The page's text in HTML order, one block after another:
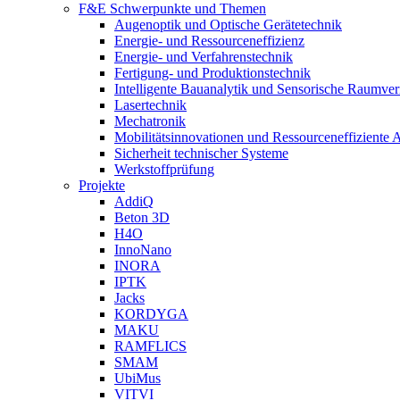
F&E Schwerpunkte und Themen
Augenoptik und Optische Gerätetechnik
Energie- und Ressourceneffizienz
Energie- und Verfahrenstechnik
Fertigung- und Produktionstechnik
Intelligente Bauanalytik und Sensorische
Lasertechnik
Mechatronik
Mobilitätsinnovationen und Ressourceneffiziente
Sicherheit technischer Systeme
Werkstoffprüfung
Projekte
AddiQ
Beton 3D
H4O
InnoNano
INORA
IPTK
Jacks
KORDYGA
MAKU
RAMFLICS
SMAM
UbiMus
VITVI